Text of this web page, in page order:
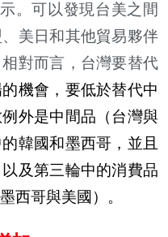
。可以發現台美之間
美日和其他貿易夥伴
對而言，台灣要替代
機會，要低於替代中
外是中間品（台灣與
韓國和墨西哥，並且
及第三輪中的消費品
西哥與美國）。